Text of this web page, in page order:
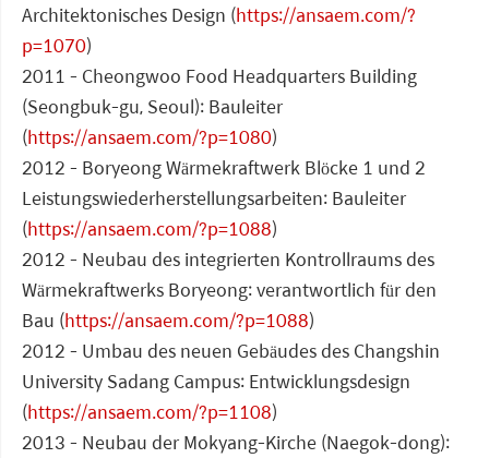
Architektonisches Design (https://ansaem.com/?
p=1070)
2011 - Cheongwoo Food Headquarters Building
(Seongbuk-gu, Seoul): Bauleiter
(https://ansaem.com/?p=1080)
2012 - Boryeong Wärmekraftwerk Blöcke 1 und 2
Leistungswiederherstellungsarbeiten: Bauleiter
(https://ansaem.com/?p=1088)
2012 - Neubau des integrierten Kontrollraums des
Wärmekraftwerks Boryeong: verantwortlich für den
Bau (https://ansaem.com/?p=1088)
2012 - Umbau des neuen Gebäudes des Changshin
University Sadang Campus: Entwicklungsdesign
(https://ansaem.com/?p=1108)
2013 - Neubau der Mokyang-Kirche (Naegok-dong):